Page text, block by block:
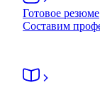
Готовое резюме
Составим